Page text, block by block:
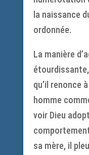
la naissance
ordonnée.
La manière
qu’il renonce
homme
voir Dieu
sa mère, il